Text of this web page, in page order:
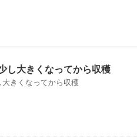
し大きくなってから収穫
きくなってから収穫